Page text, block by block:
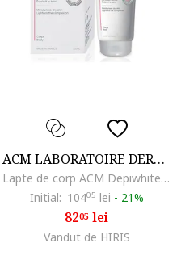
ACM LABORATOIRE DERMATOLOGIQUE
Lapte de corp ACM Depiwhite cu efect de albire, 200 ml
Initial: 10405 lei - 21%
8205 lei
Vandut de HIRIS